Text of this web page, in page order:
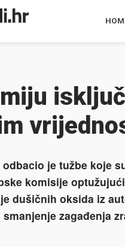
je tužbe koje
komisije
dušičnih oksida iz
zagađenja